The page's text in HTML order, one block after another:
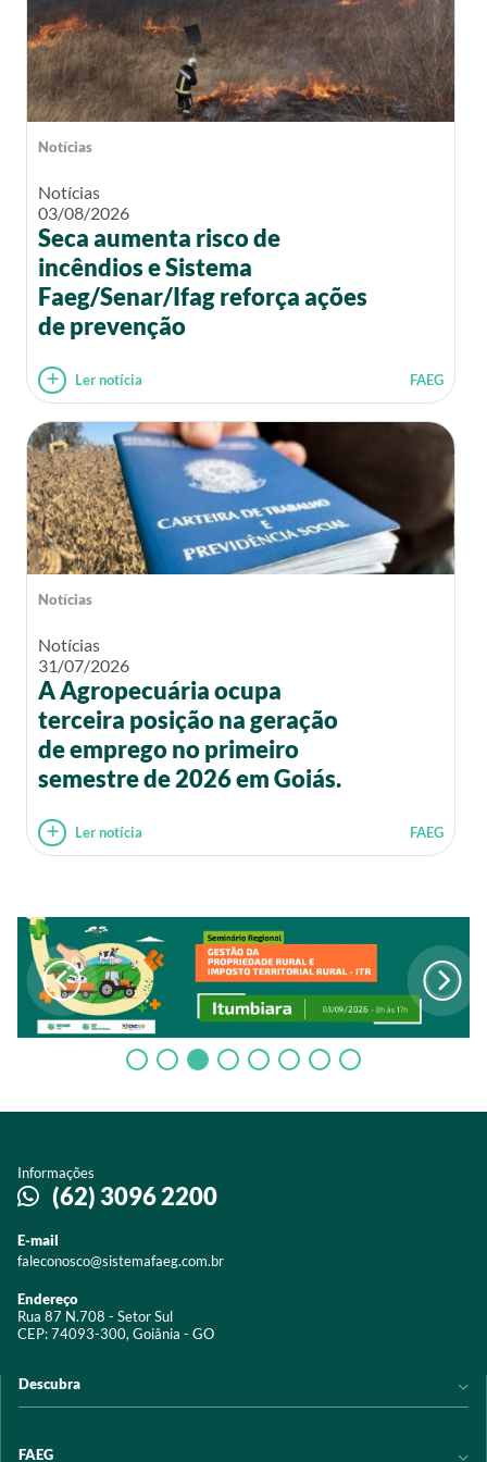
Notícias
Notícias
03/08/2026
Seca aumenta risco de
incêndios e Sistema
Faeg/Senar/Ifag reforça ações
de prevenção
Ler notícia FAEG
Notícias
Notícias
31/07/2026
A Agropecuária ocupa
terceira posição na geração
de emprego no primeiro
semestre de 2026 em Goiás.
Ler notícia FAEG
Informações
(62) 3096 2200
E-mail
faleconosco@sistemafaeg.com.br
Endereço
Rua 87 N.708 - Setor Sul
CEP: 74093-300, Goiânia - GO
Descubra
FAEG